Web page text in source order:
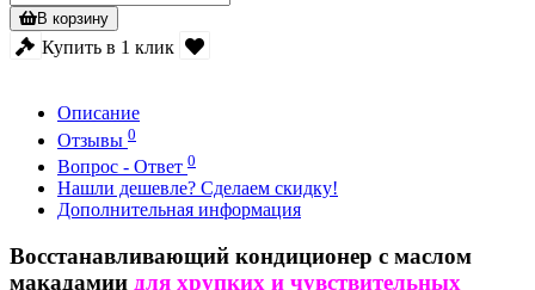
В корзину
Купить в 1 клик
Описание
Отзывы 0
Вопрос - Ответ 0
Нашли дешевле? Сделаем скидку!
Дополнительная информация
Восстанавливающий кондиционер с маслом
макадамии для хрупких и чувствительных